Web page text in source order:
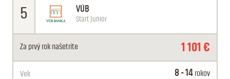
Výpovednálehota
5 VÚB
Start Junior
Vek 8 - 14 rokov
Za prvý rok našetríte 1 101 €